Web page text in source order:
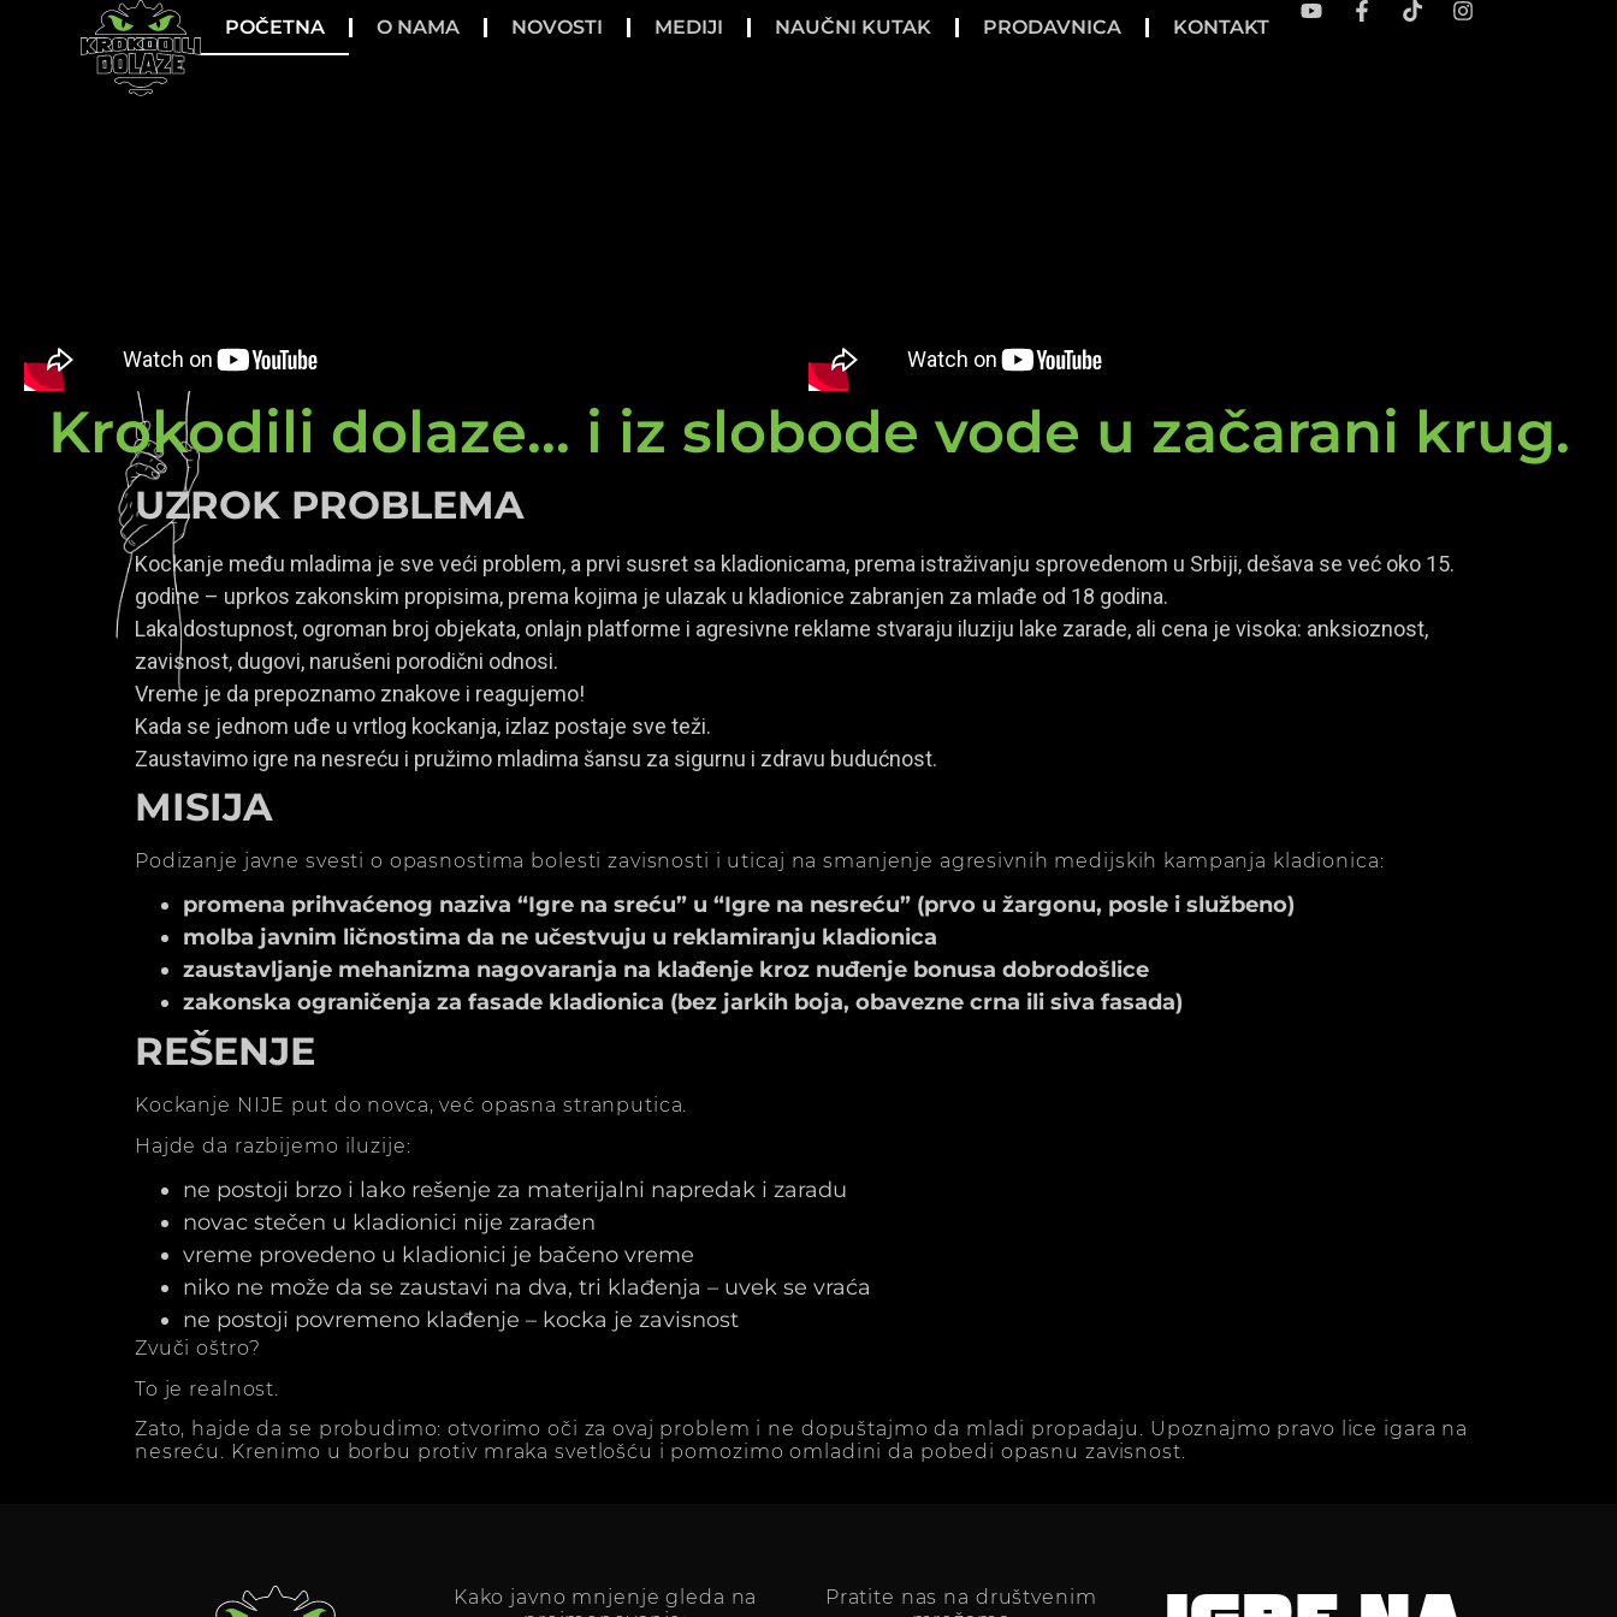
POČETNA O NAMA NOVOSTI MEDIJI NAUČNI KUTAK PRODAVNICA KONTAKT
Krokodili dolaze... i iz slobode vode u začarani krug.
UZROK PROBLEMA
Kockanje među mladima je sve veći problem, a prvi susret sa kladionicama, prema istraživanju sprovedenom u Srbiji, dešava se već oko 15.
godine – uprkos zakonskim propisima, prema kojima je ulazak u kladionice zabranjen za mlađe od 18 godina.
Laka dostupnost, ogroman broj objekata, onlajn platforme i agresivne reklame stvaraju iluziju lake zarade, ali cena je visoka: anksioznost,
zavisnost, dugovi, narušeni porodični odnosi.
Vreme je da prepoznamo znakove i reagujemo!
Kada se jednom uđe u vrtlog kockanja, izlaz postaje sve teži.
Zaustavimo igre na nesreću i pružimo mladima šansu za sigurnu i zdravu budućnost.
MISIJA
Podizanje javne svesti o opasnostima bolesti zavisnosti i uticaj na smanjenje agresivnih medijskih kampanja kladionica:
promena prihvaćenog naziva “Igre na sreću” u “Igre na nesreću” (prvo u žargonu, posle i službeno)
molba javnim ličnostima da ne učestvuju u reklamiranju kladionica
zaustavljanje mehanizma nagovaranja na klađenje kroz nuđenje bonusa dobrodošlice
zakonska ograničenja za fasade kladionica (bez jarkih boja, obavezne crna ili siva fasada)
REŠENJE
Kockanje NIJE put do novca, već opasna stranputica.
Hajde da razbijemo iluzije:
ne postoji brzo i lako rešenje za materijalni napredak i zaradu
novac stečen u kladionici nije zarađen
vreme provedeno u kladionici je bačeno vreme
niko ne može da se zaustavi na dva, tri klađenja – uvek se vraća
ne postoji povremeno klađenje – kocka je zavisnost
Zvuči oštro?
To je realnost.
Zato, hajde da se probudimo: otvorimo oči za ovaj problem i ne dopuštajmo da mladi propadaju. Upoznajmo pravo lice igara na
nesreću. Krenimo u borbu protiv mraka svetlošću i pomozimo omladini da pobedi opasnu zavisnost.
Kako javno mnjenje gleda na
Pratite nas na društvenim